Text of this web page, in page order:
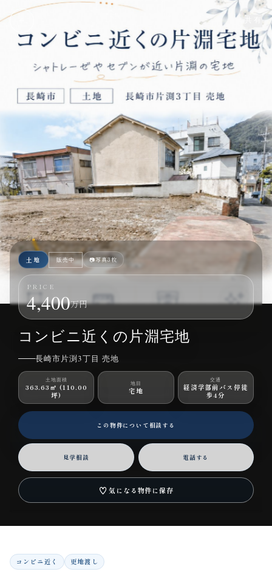
土地 販売中 📷写真3枚
PRICE
4,400万円
長崎市片渕3丁目 売地｜土地｜4,400万円
コンビニ近くの片淵宅地
長崎市片渕3丁目 売地
土地面積
363.63㎡ (110.00
坪)
地目
宅地
交通
経済学部前バス停徒
歩4分
この物件について相談する
見学相談 電話する
♡気になる物件に保存
コンビニ近く 更地渡し